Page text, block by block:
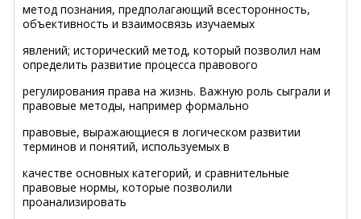
метод познания, предполагающий всесторонность,
объективность и взаимосвязь изучаемых
явлений; исторический метод, который позволил нам
определить развитие процесса правового
регулирования права на жизнь. Важную роль сыграли и
правовые методы, например формально
правовые, выражающиеся в логическом развитии
терминов и понятий, используемых в
качестве основных категорий, и сравнительные
правовые нормы, которые позволили
проанализировать